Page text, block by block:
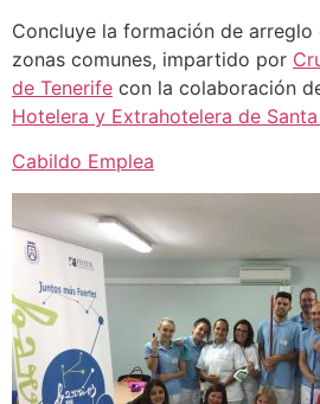
Concluye la formación de
zonas comunes, impartido por
de Tenerife con la colaboración
Hotelera y Extrahotelera de
Cabildo Emplea